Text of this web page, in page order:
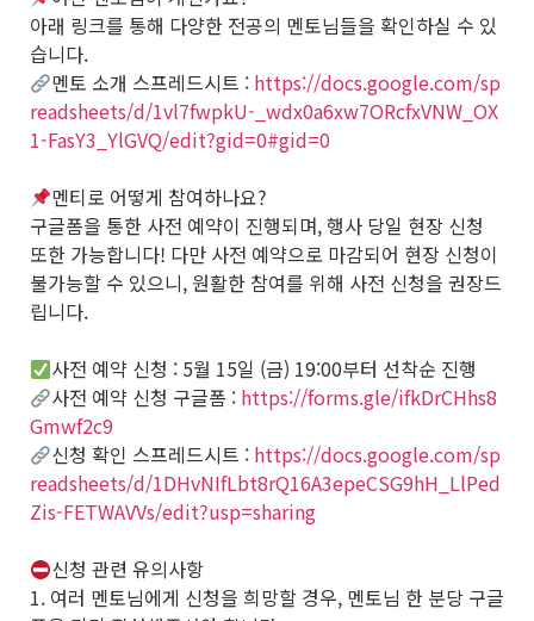
아래 링크를 통해 다양한 전공의 멘토님들을 확인하실 수 있
습니다.
멘토 소개 스프레드시트 : https://docs.google.com/sp
readsheets/d/1vl7fwpkU-_wdx0a6xw7ORcfxVNW_OX
1-FasY3_YlGVQ/edit?gid=0#gid=0
멘티로 어떻게 참여하나요?
구글폼을 통한 사전 예약이 진행되며, 행사 당일 현장 신청
또한 가능합니다! 다만 사전 예약으로 마감되어 현장 신청이
불가능할 수 있으니, 원활한 참여를 위해 사전 신청을 권장드
립니다.
사전 예약 신청 : 5월 15일 (금) 19:00부터 선착순 진행
사전 예약 신청 구글폼 : https://forms.gle/ifkDrCHhs8
Gmwf2c9
신청 확인 스프레드시트 : https://docs.google.com/sp
readsheets/d/1DHvNIfLbt8rQ16A3epeCSG9hH_LlPed
Zis-FETWAVVs/edit?usp=sharing
신청 관련 유의사항
1. 여러 멘토님에게 신청을 희망할 경우, 멘토님 한 분당 구글